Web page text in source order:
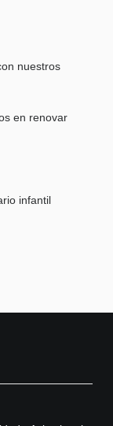
nuestros
en renovar
infantil